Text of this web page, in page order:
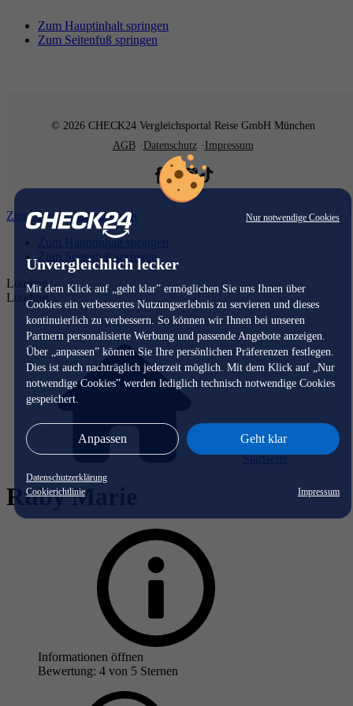
Nur notwendige Cookies
Unvergleichlich lecker
Mit dem Klick auf „geht klar” ermöglichen Sie uns Ihnen über
Cookies ein verbessertes Nutzungserlebnis zu servieren und dieses
kontinuierlich zu verbessern. So können wir Ihnen bei unseren
Partnern personalisierte Werbung und passende Angebote anzeigen.
Über „anpassen” können Sie Ihre persönlichen Präferenzen festlegen.
Dies ist auch nachträglich jederzeit möglich. Mit dem Klick auf „Nur
notwendige Cookies” werden lediglich technisch notwendige Cookies
gespeichert.
Anpassen Geht klar
Datenschutzerklärung
Cookierichtlinie
Impressum
Zum Hauptinhalt springen
Zum Seitenfuß springen
© 2026 CHECK24 Vergleichsportal Reise GmbH München
AGB
Datenschutz Impressum
Zum Hauptinhalt springen
Zum Hauptinhalt springen
Zum Seitenfuß springen
Loading...
Loading...
Startseite
Ruby Marie
Informationen öffnen
Bewertung: 4 von 5 Sternen